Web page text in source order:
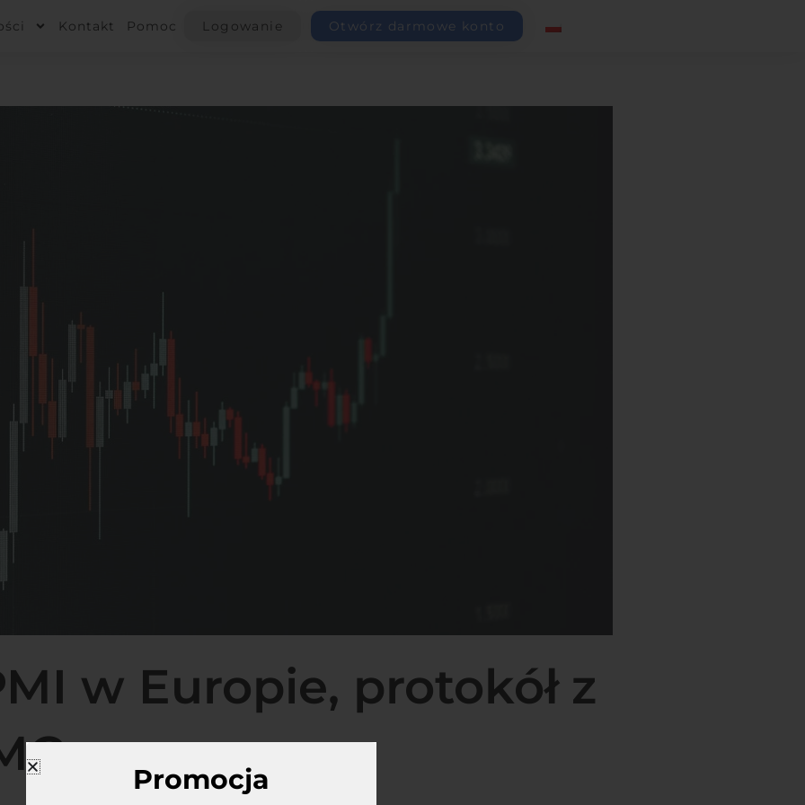
Kontakt Pomoc Logowanie Otwórz darmowe konto
w Europie, protokół z
Promocja